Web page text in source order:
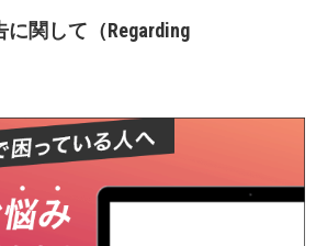
に関して（Regarding